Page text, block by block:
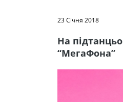
23 Січня 2018
На
“МегаФона”